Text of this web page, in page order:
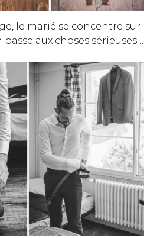
le marié se concentre sur
aux choses sérieuses…